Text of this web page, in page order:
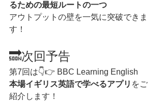
るための最短ルートの一つ
アウトプットの壁を一気に突破できま
す！
🔜次回予告
第7回は👇👉 BBC Learning English
本場イギリス英語で学べるアプリ をご
紹介します！